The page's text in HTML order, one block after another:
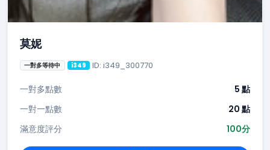
莫妮
一對多等待中 i349 ID: i349_300770
一對多點數
5 點
一對一點數
20 點
滿意度評分
100分